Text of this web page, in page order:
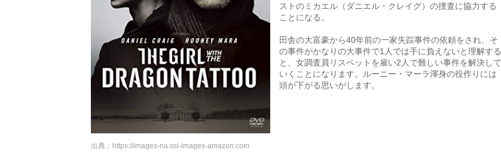
ストのミカエル（ダニエル・クレイグ）の捜査に協力する
ことになる。
田舎の大富豪から40年前の一家失踪事件の依頼をされ、そ
の事件がかなりの大事件で1人では手に負えないと理解する
と、女調査員リスペットを雇い2人で難しい事件を解決して
いくことになります。ルーニー・マーラ渾身の役作りには
頭が下がる思いがします。
出典： https://images-na.ssl-images-amazon.com